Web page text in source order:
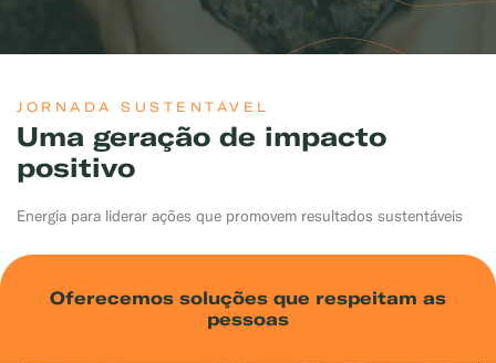
JORNADA SUSTENTÁVEL
Uma geração de impacto
positivo
Energia para liderar ações que promovem resultados sustentáveis
Oferecemos soluções que respeitam as
pessoas